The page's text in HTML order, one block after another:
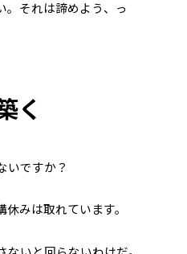
。それは諦めよう、っ
く
いですか？
みは取れています。